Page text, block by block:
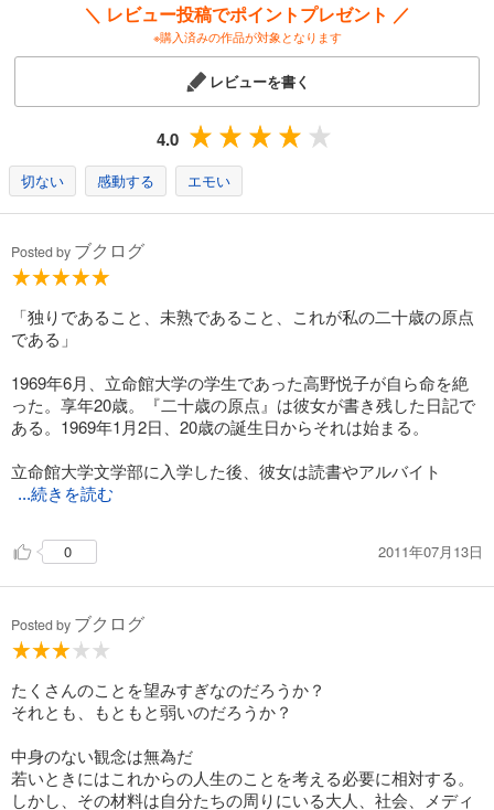
＼ レビュー投稿でポイントプレゼント ／
※購入済みの作品が対象となります
レビューを書く
4.0
切ない 感動する エモい
Posted by ブクログ
「独りであること、未熟であること、これが私の二十歳の原点
である」
1969年6月、立命館大学の学生であった高野悦子が自ら命を絶
った。享年20歳。『二十歳の原点』は彼女が書き残した日記で
ある。1969年1月2日、20歳の誕生日からそれは始まる。
立命館大学文学部に入学した後、彼女は読書やアルバイト
...続きを読む
0 2011年07月13日
Posted by ブクログ
たくさんのことを望みすぎなのだろうか？
それとも、もともと弱いのだろうか？
中身のない観念は無為だ
若いときにはこれからの人生のことを考える必要に相対する。
しかし、その材料は自分たちの周りにいる大人、社会、メディ